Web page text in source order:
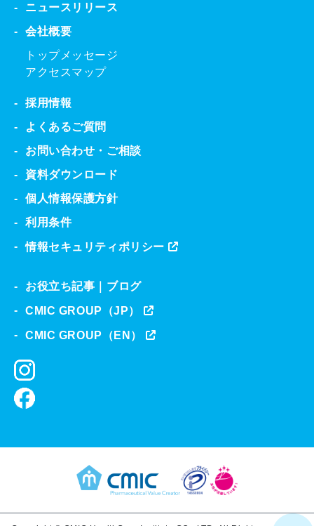
ニュースリリース
会社概要
トップメッセージ
アクセスマップ
採用情報
よくあるご質問
お問い合わせ・ご相談
資料ダウンロード
個人情報保護方針
利用条件
情報セキュリティポリシー
お役立ち記事｜ブログ
CMIC GROUP（JP）
CMIC GROUP（EN）